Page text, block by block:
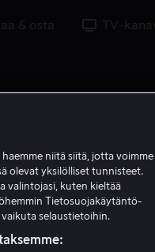
& osta TV-
niitä siitä, jotta voimme
olevat yksilölliset tunnisteet.
valintojasi, kuten kieltää
Tietosuojakäytäntö-
selaustietoihin.